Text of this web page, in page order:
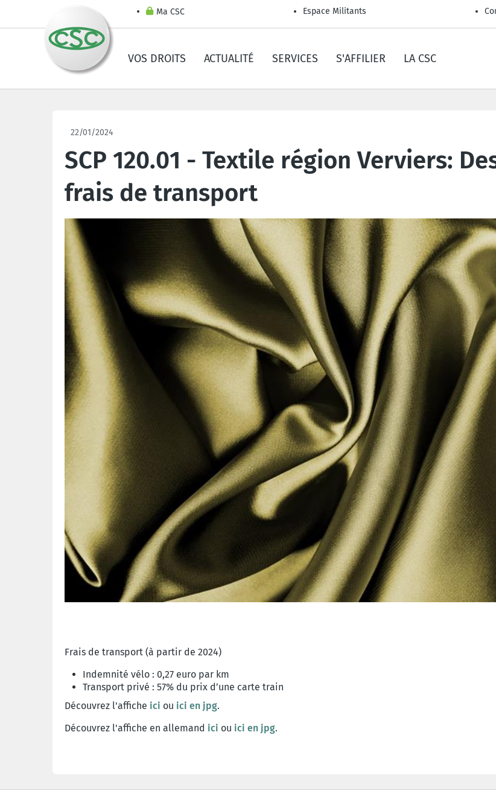
Ma CSC Espace Militants
VOS DROITS ACTUALITÉ SERVICES S'AFFILIER LA CSC
22/01/2024
SCP 120.01 - Textile région Verviers:
frais de transport
Frais de transport (à partir de 2024)
Indemnité vélo : 0,27 euro par km
Transport privé : 57% du prix d’une carte train
Découvrez l'affiche ici ou ici en jpg.
Découvrez l'affiche en allemand ici ou ici en jpg.